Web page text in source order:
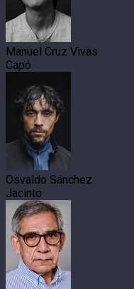
Manuel Cruz Vivas
Capó
Osvaldo Sánchez
Jacinto